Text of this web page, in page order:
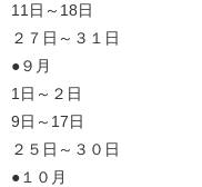
11日～18日
２７日～３１日
●９月
1日～２日
9日～17日
２５日～３０日
●１０月